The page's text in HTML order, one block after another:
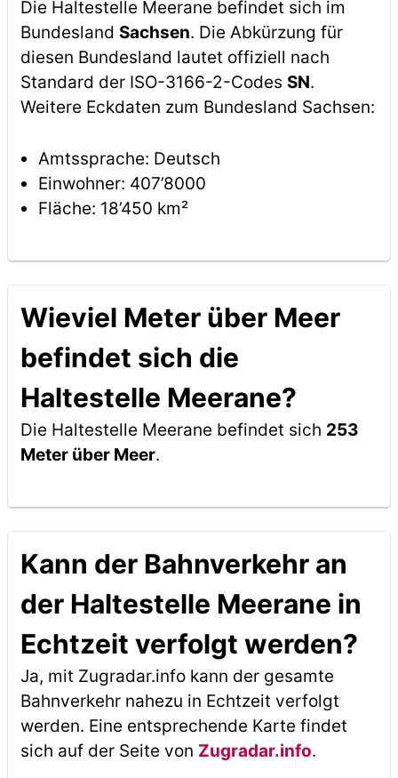
Die Haltestelle Meerane befindet sich im
Bundesland Sachsen. Die Abkürzung für
diesen Bundesland lautet offiziell nach
Standard der ISO-3166-2-Codes SN.
Weitere Eckdaten zum Bundesland Sachsen:
Amtssprache: Deutsch
Einwohner: 407’8000
Fläche: 18’450 km²
Wieviel Meter über Meer
befindet sich die
Haltestelle Meerane?
Die Haltestelle Meerane befindet sich 253
Meter über Meer.
Kann der Bahnverkehr an
der Haltestelle Meerane in
Echtzeit verfolgt werden?
Ja, mit Zugradar.info kann der gesamte
Bahnverkehr nahezu in Echtzeit verfolgt
werden. Eine entsprechende Karte findet
sich auf der Seite von Zugradar.info.